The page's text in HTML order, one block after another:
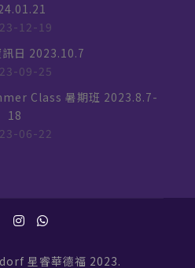
12-19
日 2023.10.7
09-25
Class 暑期班 2023.8.7-
18
06-22
星睿華德福 2023.